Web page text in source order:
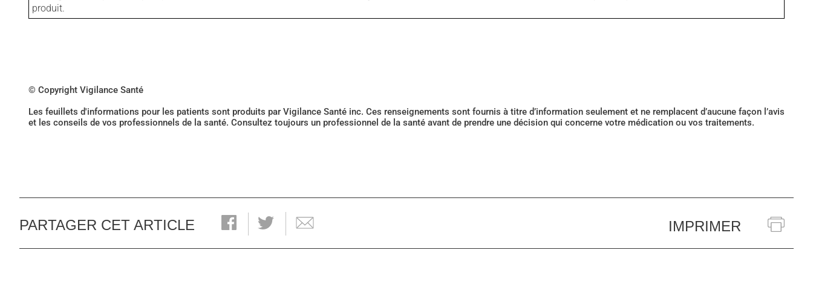
produit.
© Copyright Vigilance Santé
Les feuillets d'informations pour les patients sont produits par Vigilance Santé inc. Ces renseignements sont fournis à titre d’information seulement et ne remplacent d’aucune façon l’avis
et les conseils de vos professionnels de la santé. Consultez toujours un professionnel de la santé avant de prendre une décision qui concerne votre médication ou vos traitements.
PARTAGER CET ARTICLE IMPRIMER